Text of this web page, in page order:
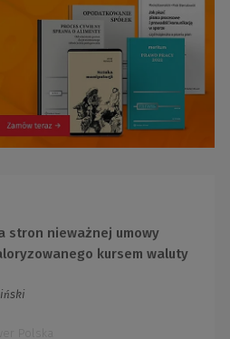
stron nieważnej umowy
kursem waluty